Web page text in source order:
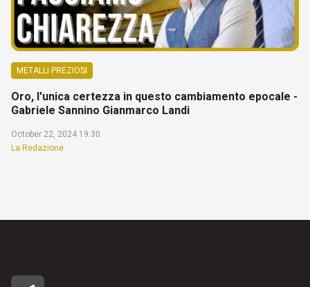
METALLI PREZIOSI
Oro, l'unica certezza in questo cambiamento epocale -
Gabriele Sannino Gianmarco Landi
October 22, 2024 19:30
La Redazione